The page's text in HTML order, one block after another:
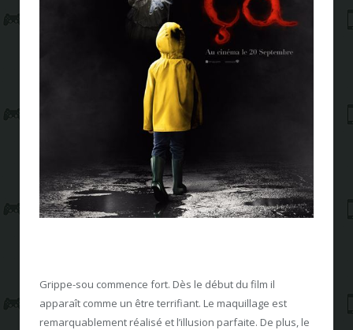
Grippe-sou commence fort. Dès le début du film il
apparaît comme un être terrifiant. Le maquillage est
remarquablement réalisé et l’illusion parfaite. De plus, le